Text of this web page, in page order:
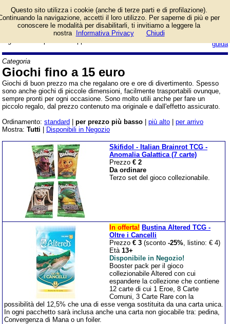
guida
Giochi da tavolo e di
carte con un prezzo
limitato. Sono di molti
tipi diversi e sono ideali per fare
Categoria
Giochi fino a 15 euro
Giochi di buon prezzo ma che regalano ore e ore di divertimento. Spesso
sono anche giochi di piccole dimensioni, facilmente trasportabili ovunque,
sempre pronti per ogni occasione. Sono molto utili anche per fare un
piccolo regalo, dal prezzo contenuto ma originale e dall'effetto assicurato.
Ordinamento: standard per prezzo più basso più alto
per arrivo
Mostra: Tutti Disponibili in Negozio
Skifidol - Italian Brainrot TCG -
Anomalia Galattica (7 carte)
Prezzo € 2
Da ordinare
Terzo set del gioco collezionabile.
In offerta! Bustina Altered TCG -
Oltre i Cancelli
Prezzo € 3 (sconto -25%, listino: € 4)
Età 13+
Disponibile in Negozio!
Booster pack per il gioco
collezionabile Altered con cui
espandere la collezione che contiene
12 carte di cui 1 Eroe, 8 Carte
Comuni, 3 Carte Rare con la
possibilità del 12,5% che una di esse venga sostituita da una carta unica.
In ogni pacchetto sarà inclusa anche una carta non giocabile tra: pedina,
Convergenza di Mana o un foiler.
Questo sito utilizza i cookie (anche di terze parti e di profilazione).
la navigazione, accetti il loro utilizzo. Per saperne di più e per
conoscere le modalità per disabilitarli, ti invitiamo a leggere la
nostra
Informativa Privacy Chiudi